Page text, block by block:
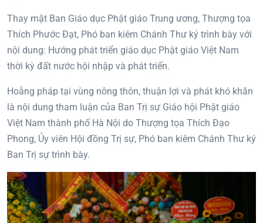
Thay mặt Ban Giáo dục Phật giáo Trung ương, Thượng tọa
Thích Phước Đạt, Phó ban kiêm Chánh Thư ký trình bày với
nội dung: Hướng phát triển giáo dục Phật giáo Việt Nam
thời kỳ đất nước hội nhập và phát triển.
Hoằng pháp tại vùng nông thôn, thuận lợi và phát khó khăn
là nội dung tham luận của Ban Trị sự Giáo hội Phật giáo
Việt Nam thành phố Hà Nội do Thượng tọa Thích Đạo
Phong, Ủy viên Hội đồng Trị sự, Phó ban kiêm Chánh Thư ký
Ban Trị sự trình bày.